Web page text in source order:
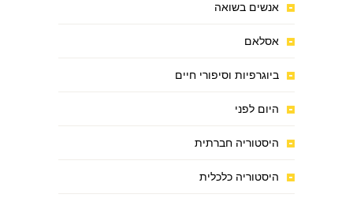
אנשים בשואה
אסלאם
ביוגרפיות וסיפורי חיים
היום לפני
היסטוריה חברתית
היסטוריה כלכלית